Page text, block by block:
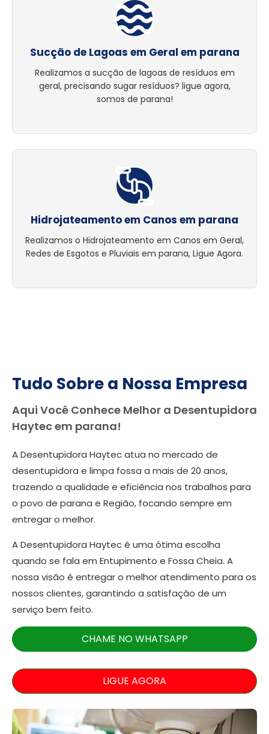
Sucção de Lagoas em Geral em parana
Realizamos a sucção de lagoas de resíduos em
geral, precisando sugar resíduos? ligue agora,
somos de parana!
Hidrojateamento em Canos em parana
Realizamos o Hidrojateamento em Canos em Geral,
Redes de Esgotos e Pluviais em parana, Ligue Agora.
Tudo Sobre a Nossa Empresa
Aqui Você Conhece Melhor a Desentupidora
Haytec em parana!
A Desentupidora Haytec atua no mercado de
desentupidora e limpa fossa a mais de 20 anos,
trazendo a qualidade e eficiência nos trabalhos para
o povo de parana e Região, focando sempre em
entregar o melhor.
A Desentupidora Haytec é uma ótima escolha
quando se fala em Entupimento e Fossa Cheia. A
nossa visão é entregar o melhor atendimento para os
nossos clientes, garantindo a satisfação de um
serviço bem feito.
CHAME NO WHATSAPP
LIGUE AGORA